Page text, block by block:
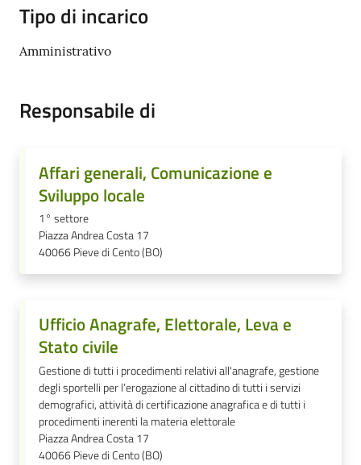
Amministrazione
Trasparente
gli
argomenti...
Seguici
Tipo di incarico
Amministrativo
Responsabile di
Affari generali, Comunicazione e
Sviluppo locale
1° settore
Piazza Andrea Costa 17
40066Pieve di Cento (BO)
Ufficio Anagrafe, Elettorale, Leva e
Stato civile
Gestione di tutti i procedimenti relativi all'anagrafe, gestione
degli sportelli per l’erogazione al cittadino di tutti i servizi
demografici, attività di certificazione anagrafica e di tutti i
procedimenti inerenti la materia elettorale
Piazza Andrea Costa 17
40066Pieve di Cento (BO)